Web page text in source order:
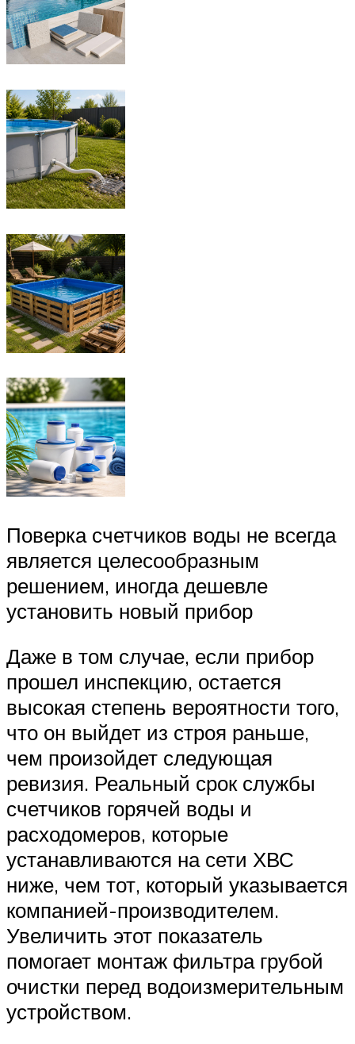
Поверка счетчиков воды не всегда
является целесообразным
решением, иногда дешевле
установить новый прибор
Даже в том случае, если прибор
прошел инспекцию, остается
высокая степень вероятности того,
что он выйдет из строя раньше,
чем произойдет следующая
ревизия. Реальный срок службы
счетчиков горячей воды и
расходомеров, которые
устанавливаются на сети ХВС
ниже, чем тот, который указывается
компанией-производителем.
Увеличить этот показатель
помогает монтаж фильтра грубой
очистки перед водоизмерительным
устройством.